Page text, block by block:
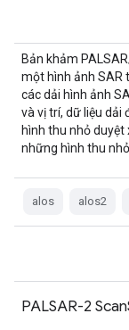
Bản khảm
một hình ảnh SAR
các dải hình ảnh
và vị trí, dữ liệu dải
hình thu nhỏ
những hình thu
alos alos2
PALSAR-2